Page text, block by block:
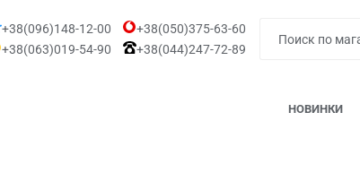
+38(096)148-12-00
+38(050)375-63-60
+38(063)019-54-90
+38(044)247-72-89
НОВИНКИ